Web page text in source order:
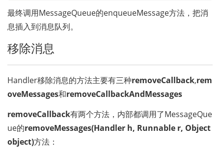
最终调用MessageQueue的enqueueMessage方法，把消
息插入到消息队列。
移除消息
Handler移除消息的方法主要有三种removeCallback,rem
oveMessages和removeCallbackAndMessages
removeCallback有两个方法，内部都调用了MessageQue
ue的removeMessages(Handler h, Runnable r, Object
object)方法：